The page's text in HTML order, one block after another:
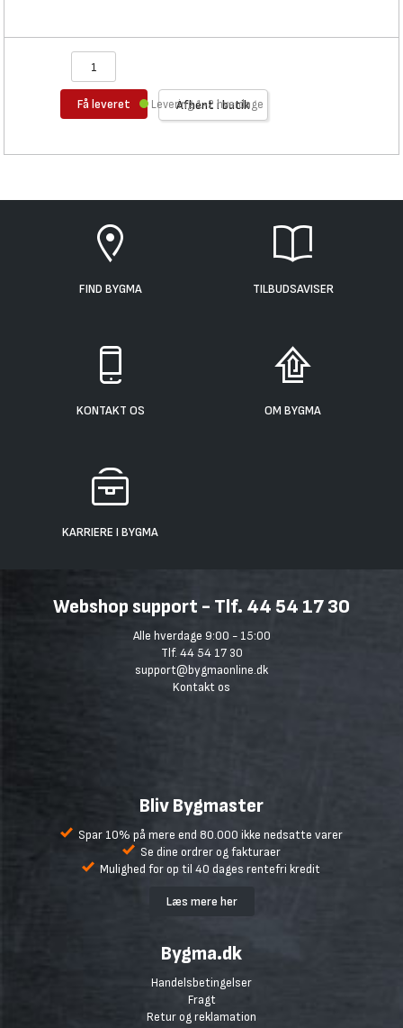
Få leveret Afhent i butik
Levering 1-2 hverdage
FIND BYGMA TILBUDSAVISER
KONTAKT OS OM BYGMA
KARRIERE I BYGMA
Webshop support - Tlf. 44 54 17 30
Alle hverdage 9:00 - 15:00
Tlf. 44 54 17 30
support@bygmaonline.dk
Kontakt os
Bliv Bygmaster
Spar 10% på mere end 80.000 ikke nedsatte varer
Se dine ordrer og fakturaer
Mulighed for op til 40 dages rentefri kredit
Læs mere her
Bygma.dk
Handelsbetingelser
Fragt
Retur og reklamation